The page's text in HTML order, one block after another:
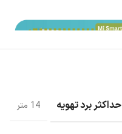
حداکثر برد تهویه 14 متر